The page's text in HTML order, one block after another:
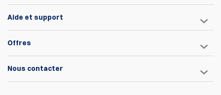
Aide et support
Offres
Nous contacter